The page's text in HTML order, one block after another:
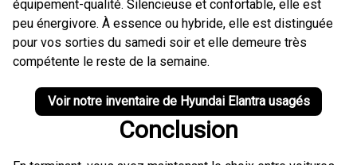
équipement-qualité. Silencieuse et confortable, elle est
peu énergivore. À essence ou hybride, elle est distinguée
pour vos sorties du samedi soir et elle demeure très
compétente le reste de la semaine.
Voir notre inventaire de Hyundai Elantra usagés
Conclusion